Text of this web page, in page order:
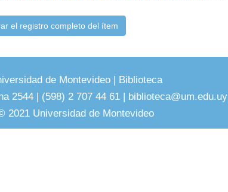
el registro completo del ítem
de Montevideo | Biblioteca
2544 | (598) 2 707 44 61 | biblioteca@um.edu.uy
2021 Universidad de Montevideo